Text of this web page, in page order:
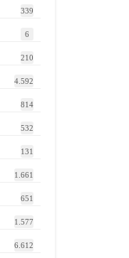
339
6
210
4.592
814
532
131
1.661
651
1.577
6.612